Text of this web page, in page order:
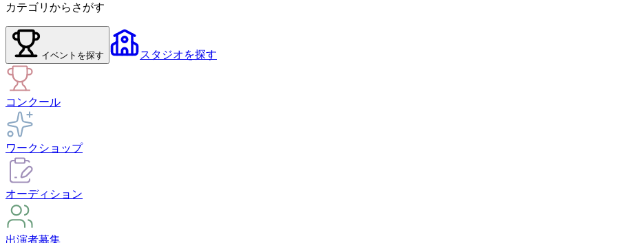
カテゴリからさがす
イベント を探す スタジオを探す
コンクール
ワークショップ
オーディション
出演者募集